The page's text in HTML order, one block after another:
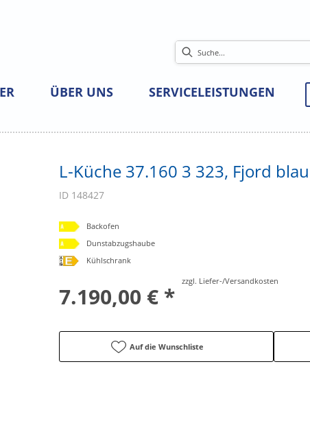
ÜBER UNS SERVICELEISTUNGEN
L-Küche 37.160 3 323, Fjord blau
ID 148427
Backofen
Dunstabzugshaube
Kühlschrank
7.190,00 € *
zzgl. Liefer-/Versandkosten
Auf die Wunschliste